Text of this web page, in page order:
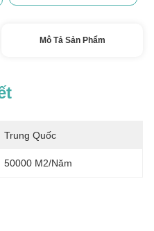
Mô Tả Sản Phẩm
Trung Quốc
50000 M2/năm